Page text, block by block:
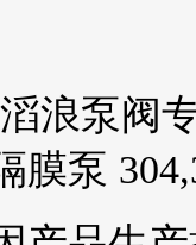
浪泵阀
膜泵